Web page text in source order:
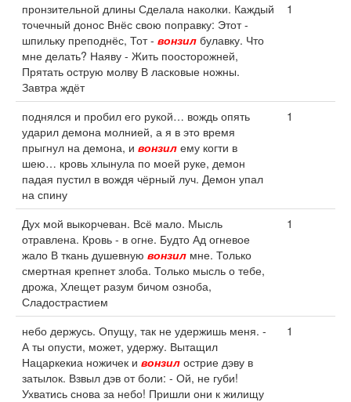
пронзительной длины Сделала наколки. Каждый
точечный донос Внёс свою поправку: Этот -
шпильку преподнёс, Тот - вонзил булавку. Что
мне делать? Наяву - Жить поосторожней,
Прятать острую молву В ласковые ножны.
Завтра ждёт
1
поднялся и пробил его рукой… вождь опять
ударил демона молнией, а я в это время
прыгнул на демона, и вонзил ему когти в
шею… кровь хлынула по моей руке, демон
падая пустил в вождя чёрный луч. Демон упал
на спину
1
Дух мой выкорчеван. Всё мало. Мысль
отравлена. Кровь - в огне. Будто Ад огневое
жало В ткань душевную вонзил мне. Только
смертная крепнет злоба. Только мысль о тебе,
дрожа, Хлещет разум бичом озноба,
Сладострастием
1
небо держусь. Опущу, так не удержишь меня. -
А ты опусти, может, удержу. Вытащил
Нацаркекиа ножичек и вонзил острие дэву в
затылок. Взвыл дэв от боли: - Ой, не губи!
Ухватись снова за небо! Пришли они к жилищу
1